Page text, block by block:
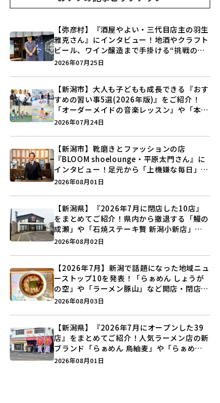
【弥彦村】『酒屋やよい・三代目店主の羽生
雅克さん』にインタビュー！地酒やクラフト
ビール、ワイン醸造まで手掛ける“挑戦の歴
史”に迫る♪
2026年07月25日
【新潟市】大人も子どもも成長できる『おす
すめの習い事5選(2026年版)』をご紹介！
「オーダーメイドの音楽レッスン」や「本格
キックボクシング」で新しい自分を見つけよ
2026年07月24日
【新潟市】靴磨きとファッションの店
『BLOOM shoelounge・平原太門さん』に
インタビュー！足元から「上機嫌な毎日」を
つくる装いの提案とは？
2026年08月01日
【新潟県】『2026年7月に閉店した10店』
をまとめてご紹介！県内から撤退する「鰻の
成瀬」や「石焼ステーキ贅 新潟小新店」が
営業に幕…。
2026年08月02日
【2026年7月】新潟で話題になった地域ニュ
ーストップ10を発表！「らぁめん しょうが
の空」や「ラーメン豚山」など開店・閉店の
注目記事をランキングでご紹介♪
2026年08月03日
【新潟県】『2026年7月にオープンした39
店』をまとめてご紹介！人気ラーメン店の新
ブランド「らぁめん 鳥紬麦」や「らぁめん
しょうがの空」など盛りだくさん♪
2026年08月01日